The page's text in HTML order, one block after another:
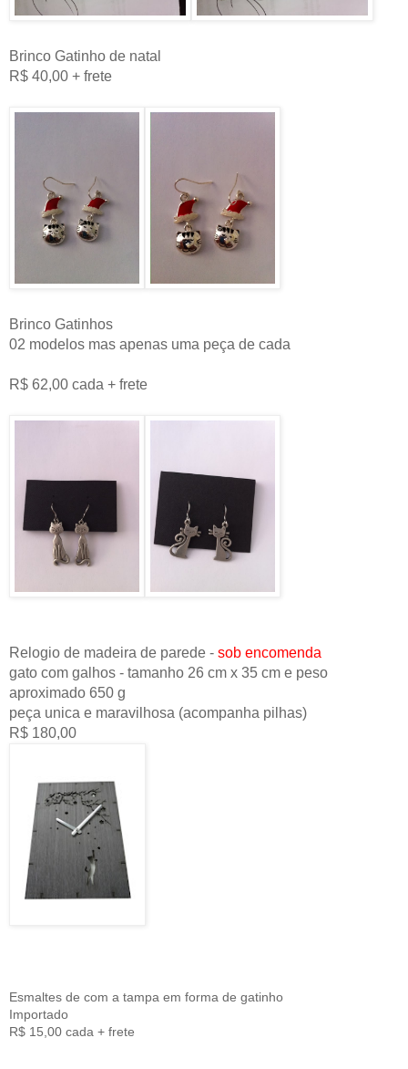
Brinco Gatinho de natal
R$ 40,00 + frete
Brinco Gatinhos
02 modelos mas apenas uma peça de cada
R$ 62,00 cada + frete
Relogio de madeira de parede - sob encomenda
gato com galhos - tamanho 26 cm x 35 cm e peso
aproximado 650 g
peça unica e maravilhosa (acompanha pilhas)
R$ 180,00
Esmaltes de com a tampa em forma de gatinho
Importado
R$ 15,00 cada + frete